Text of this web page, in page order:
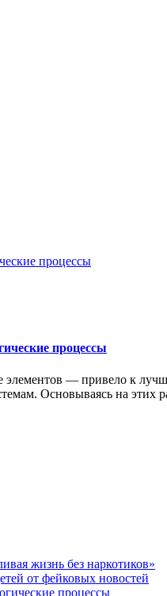
процессы
элементов — привело к
Основываясь на этих
жизнь без наркотиков»
от фейковых новостей
процессы